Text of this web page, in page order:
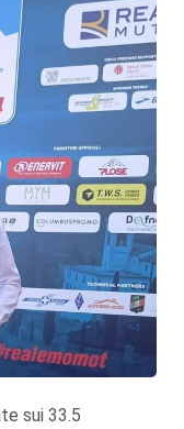
sui 33.5